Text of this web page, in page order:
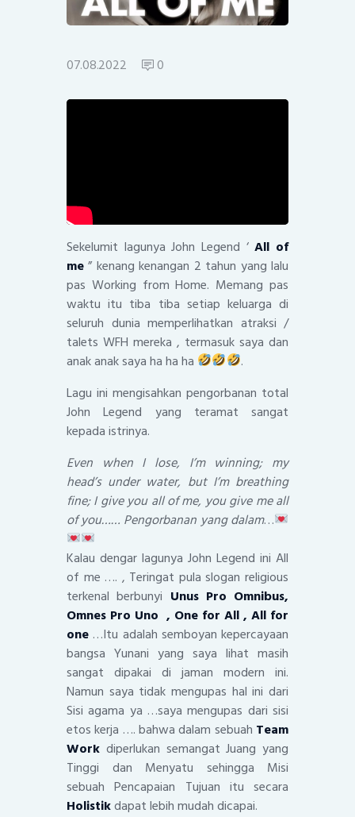
07.08.2022 0
Sekelumit lagunya John Legend ‘All of
me” kenang kenangan 2 tahun yang lalu
pas Working from Home. Memang pas
waktu itu tiba tiba setiap keluarga di
seluruh dunia memperlihatkan atraksi /
talets WFH mereka , termasuk saya dan
anak anak saya ha ha ha
.
Lagu ini mengisahkan pengorbanan total
John Legend yang teramat sangat
kepada istrinya.
Even when I lose, I’m winning; my
head’s under water, but I’m breathing
fine; I give you all of me, you give me all
of you…… Pengorbanan yang dalam…
Kalau dengar lagunya John Legend ini All
of me …. , Teringat pula slogan religious
terkenal berbunyi Unus Pro Omnibus,
Omnes Pro Uno , One for All , All for
one …Itu adalah semboyan kepercayaan
bangsa Yunani yang saya lihat masih
sangat dipakai di jaman modern ini.
Namun saya tidak mengupas hal ini dari
Sisi agama ya …saya mengupas dari sisi
etos kerja …. bahwa dalam sebuah Team
Work diperlukan semangat Juang yang
Tinggi dan Menyatu sehingga Misi
sebuah Pencapaian Tujuan itu secara
Holistikdapat lebih mudah dicapai.